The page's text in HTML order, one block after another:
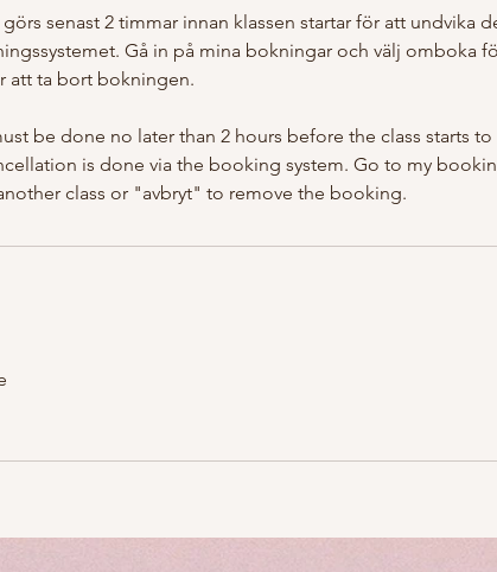
senast 2 timmar innan klassen startar för att undvika
Gå in på mina bokningar och välj omboka
att ta bort bokningen.
be done no later than 2 hours before the class starts
is done via the booking system. Go to my
class or "avbryt" to remove the booking.